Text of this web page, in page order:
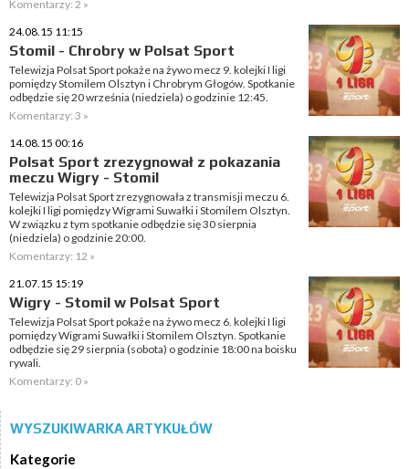
Komentarzy: 2 »
24.08.15 11:15
Stomil - Chrobry w Polsat Sport
Telewizja Polsat Sport pokaże na żywo mecz 9. kolejki I ligi
pomiędzy Stomilem Olsztyn i Chrobrym Głogów. Spotkanie
odbędzie się 20 września (niedziela) o godzinie 12:45.
Komentarzy: 3 »
14.08.15 00:16
Polsat Sport zrezygnował z pokazania
meczu Wigry - Stomil
Telewizja Polsat Sport zrezygnowała z transmisji meczu 6.
kolejki I ligi pomiędzy Wigrami Suwałki i Stomilem Olsztyn.
W związku z tym spotkanie odbędzie się 30 sierpnia
(niedziela) o godzinie 20:00.
Komentarzy: 12 »
21.07.15 15:19
Wigry - Stomil w Polsat Sport
Telewizja Polsat Sport pokaże na żywo mecz 6. kolejki I ligi
pomiędzy Wigrami Suwałki i Stomilem Olsztyn. Spotkanie
odbędzie się 29 sierpnia (sobota) o godzinie 18:00 na boisku
rywali.
Komentarzy: 0 »
WYSZUKIWARKA ARTYKUŁÓW
Kategorie